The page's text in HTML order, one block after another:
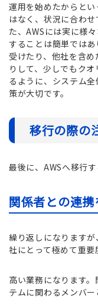
運用を始めたからと
はなく、状況に合わ
た、AWSには実に様
することは簡単では
受けたり、他社を含
りして、少しでもク
るように、システム
策が大切です。
移行の際の
最後に、AWSへ移行
関係者との連携
繰り返しになります
社にとって極めて重要
高い業務になります
テムに関わるメンバー